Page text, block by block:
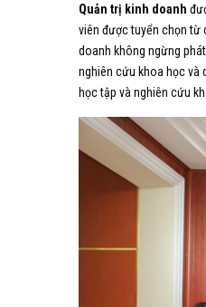
Quản trị kinh doanh
viên được tuyển chọn từ
doanh không ngừng
nghiên cứu khoa học và
học tập và nghiên cứu